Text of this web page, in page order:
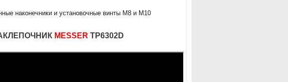
наконечники и установочные винты М8 и М10
MESSER TP6302D